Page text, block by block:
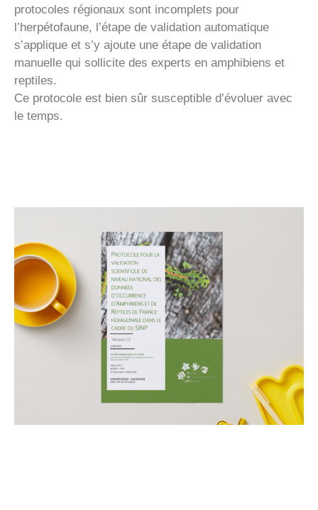
protocoles régionaux sont incomplets pour
l’herpétofaune, l’étape de validation automatique
s’applique et s’y ajoute une étape de validation
manuelle qui sollicite des experts en amphibiens et
reptiles.
Ce protocole est bien sûr susceptible d’évoluer avec
le temps.